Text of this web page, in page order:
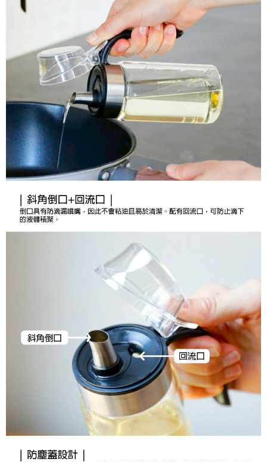
1.分期款項不併入電信帳單，「大哥付你分期」於每月結算日後寄送繳費提
醒簡訊。
2.透過簡訊連結打開帳單後，可選擇「超商條碼／台灣大直營門市／銀行轉
帳／街口支付／iPASS MONEY」等通路繳費。
【注意事項】
1.本服務係由「台灣大哥大股份有限公司」（以下簡稱本公司）所提供，讓
用戶於交易時，得透過本服務購買商品或服務，並由商店將買賣／分期付款
買賣價金債權讓與本公司後，依約使用本公司帳單繳交帳款。
2.基於同意付款使用「大哥付你分期」之契約關係目的，商店將以您的個人
資料（包含姓名、電話或地址）提供予台灣大哥大進項蒐集、處理及利用，
由本公司與您本人進行分期帳單所需資料之確認、核對及更正。
3.完整用戶服務條款，請詳閱以下連結：
【「AFTEE先享後付」結帳流程】
１．於結帳方式選擇「AFTEE先享後付」後，將跳轉至「AFTEE先享後付」
結帳頁面，進行簡訊認證並確認金額後，即可完成結帳。
２．訂單成立數日內，您將收到繳費通知簡訊。
３．收到繳費通知簡訊後14天內，點擊此簡訊中的連結，可透過四大超商／
ATM／網路銀行／等多元方式進行付款，方視為交易完成。
※ 請注意：結帳手續完成當下不需立刻繳費，但若您需要取消訂單，請聯絡
購買商品的店家。未經商家同意取消之訂單仍視為有效，需透過AFTEE先享
後付繳納相關費用。
※ 交易是否成功請以「AFTEE先享後付 」之結帳頁面顯示為準，若有關於
是否繳費成功／繳費後需取消欲退款等相關疑問，請聯繫「AFTEE先享後付
客戶支援中心」 https://netprotections.freshdesk.com/support/home
【注意事項】
１．透過由恩沛科技股份有限公司提供之「AFTEE先享後付」服務完成之交
易，需依本服務之必要範圍內提供個人資料，並將交易相關給付款項請求債
權轉讓予恩沛科技股份有限公司。
https://aftee.tw/terms/#terms3
３．未成年的使用者請事先徵得法定代理人或監護人之同意方可使用
「AFTEE先享後付」，若未經同意申辦者引起之損失，本公司不負相關責
４．使用「AFTEE先享後付」時，將依據個別帳號之用戶狀況，依本公司即
時審查核予不同之上限額度；若仍有額度不足之情形，本公司將視審查結果
５．嚴禁一人註冊多個帳號或使用他人資訊註冊。若發現惡意使用之情形，
恩沛科技股份有限公司將有權停止該用戶之使用額度並採取法律行動。
每筆NT$70，滿NT$899(含以上)免運費
每筆NT$70，滿NT$899(含以上)免運費
每筆NT$100，滿NT$1,000(含以上)免運費
京站台北店客服中心(1F星巴克旁) 即日起不提供京站紙袋，取件時
請自備購物袋，若需購買紙袋可現場詢問
免運費